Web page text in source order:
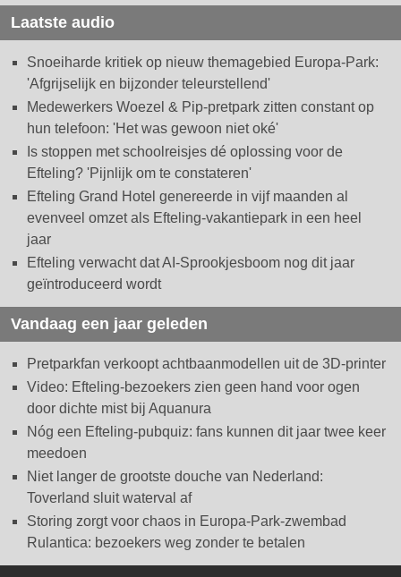
Laatste audio
Snoeiharde kritiek op nieuw themagebied Europa-Park:
'Afgrijselijk en bijzonder teleurstellend'
Medewerkers Woezel & Pip-pretpark zitten constant op
hun telefoon: 'Het was gewoon niet oké'
Is stoppen met schoolreisjes dé oplossing voor de
Efteling? 'Pijnlijk om te constateren'
Efteling Grand Hotel genereerde in vijf maanden al
evenveel omzet als Efteling-vakantiepark in een heel
jaar
Efteling verwacht dat AI-Sprookjesboom nog dit jaar
geïntroduceerd wordt
Vandaag een jaar geleden
Pretparkfan verkoopt achtbaanmodellen uit de 3D-printer
Video: Efteling-bezoekers zien geen hand voor ogen
door dichte mist bij Aquanura
Nóg een Efteling-pubquiz: fans kunnen dit jaar twee keer
meedoen
Niet langer de grootste douche van Nederland:
Toverland sluit waterval af
Storing zorgt voor chaos in Europa-Park-zwembad
Rulantica: bezoekers weg zonder te betalen